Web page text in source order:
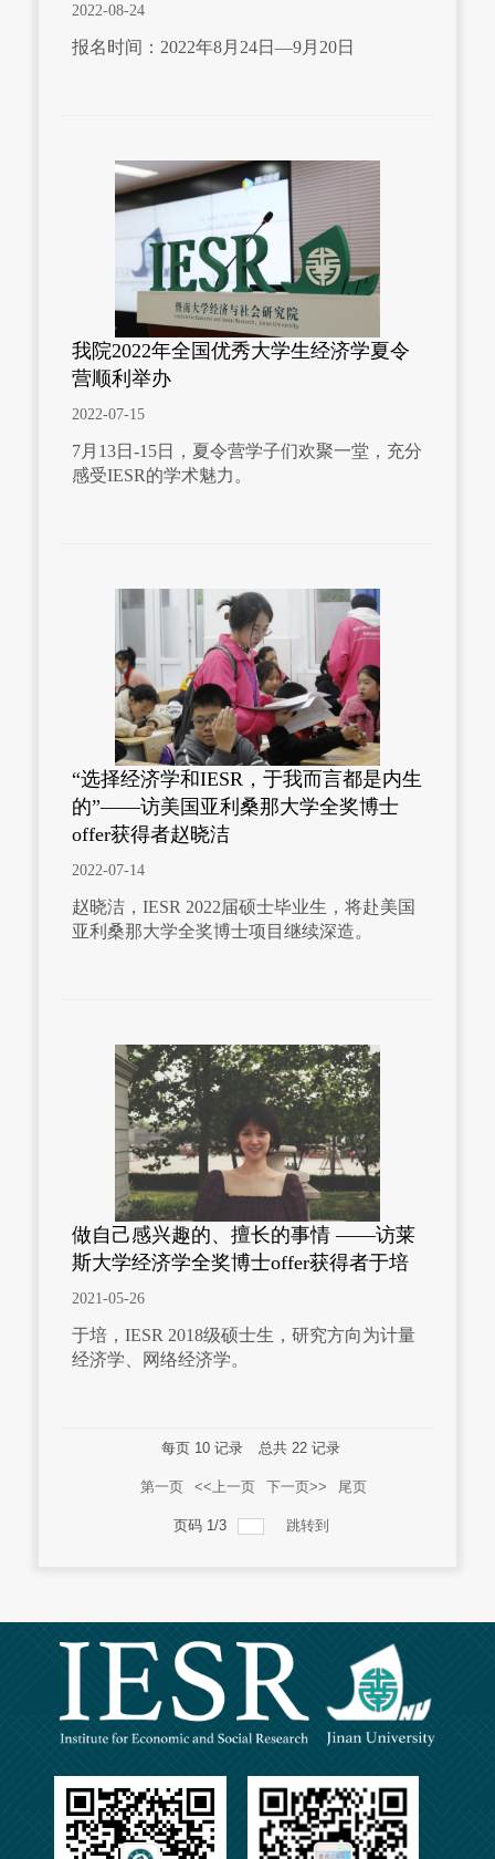
2022-08-24
报名时间：2022年8月24日—9月20日
我院2022年全国优秀大学生经济学夏令
营顺利举办
2022-07-15
7月13日-15日，夏令营学子们欢聚一堂，充分
感受IESR的学术魅力。
“选择经济学和IESR，于我而言都是内生
的”——访美国亚利桑那大学全奖博士
offer获得者赵晓洁
2022-07-14
赵晓洁，IESR 2022届硕士毕业生，将赴美国
亚利桑那大学全奖博士项目继续深造。
做自己感兴趣的、擅长的事情 ——访莱
斯大学经济学全奖博士offer获得者于培
2021-05-26
于培，IESR 2018级硕士生，研究方向为计量
经济学、网络经济学。
每页 10 记录 总共 22 记录
第一页 <<上一页 下一页>> 尾页
页码 1 /3 跳转到